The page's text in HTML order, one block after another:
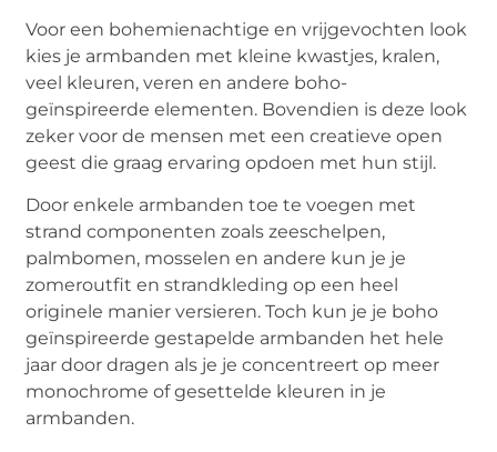
Voor een bohemienachtige en vrijgevochten look
kies je armbanden met kleine kwastjes, kralen,
veel kleuren, veren en andere boho-
geïnspireerde elementen. Bovendien is deze look
zeker voor de mensen met een creatieve open
geest die graag ervaring opdoen met hun stijl.
Door enkele armbanden toe te voegen met
strand componenten zoals zeeschelpen,
palmbomen, mosselen en andere kun je je
zomeroutfit en strandkleding op een heel
originele manier versieren. Toch kun je je boho
geïnspireerde gestapelde armbanden het hele
jaar door dragen als je je concentreert op meer
monochrome of gesettelde kleuren in je
armbanden.